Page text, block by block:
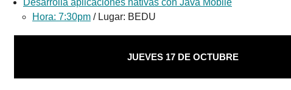
Desarrolla aplicaciones nativas con Java Mobile
Hora: 7:30pm / Lugar: BEDU
JUEVES 17 DE OCTUBRE